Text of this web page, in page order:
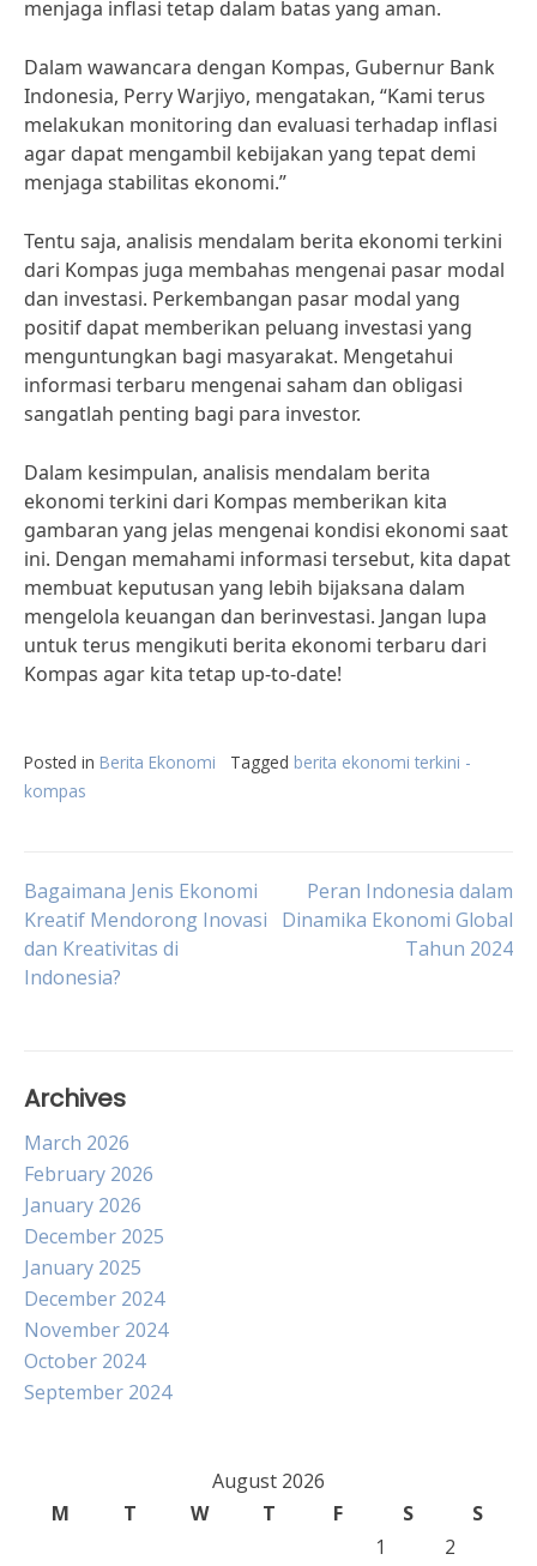
menjaga inflasi tetap dalam batas yang aman.
Dalam wawancara dengan Kompas, Gubernur Bank
Indonesia, Perry Warjiyo, mengatakan, “Kami terus
melakukan monitoring dan evaluasi terhadap inflasi
agar dapat mengambil kebijakan yang tepat demi
menjaga stabilitas ekonomi.”
Tentu saja, analisis mendalam berita ekonomi terkini
dari Kompas juga membahas mengenai pasar modal
dan investasi. Perkembangan pasar modal yang
positif dapat memberikan peluang investasi yang
menguntungkan bagi masyarakat. Mengetahui
informasi terbaru mengenai saham dan obligasi
sangatlah penting bagi para investor.
Dalam kesimpulan, analisis mendalam berita
ekonomi terkini dari Kompas memberikan kita
gambaran yang jelas mengenai kondisi ekonomi saat
ini. Dengan memahami informasi tersebut, kita dapat
membuat keputusan yang lebih bijaksana dalam
mengelola keuangan dan berinvestasi. Jangan lupa
untuk terus mengikuti berita ekonomi terbaru dari
Kompas agar kita tetap up-to-date!
Posted in Berita Ekonomi Tagged berita ekonomi terkini -
kompas
Post
navigation
Bagaimana Jenis Ekonomi
Kreatif Mendorong Inovasi
dan Kreativitas di
Indonesia?
Peran Indonesia dalam
Dinamika Ekonomi Global
Tahun 2024
Archives
March 2026
February 2026
January 2026
December 2025
January 2025
December 2024
November 2024
October 2024
September 2024
August 2026
M
T W T F S
S
1
2